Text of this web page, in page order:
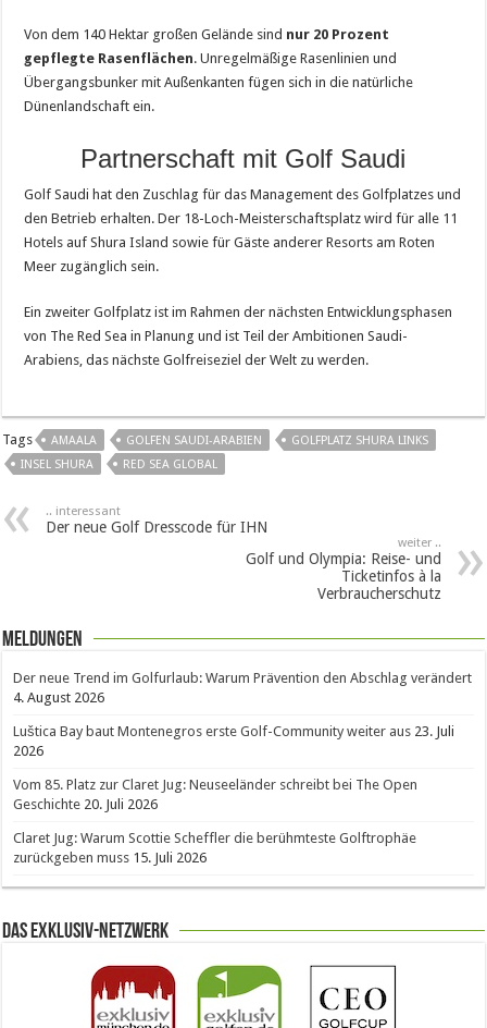
Von dem 140 Hektar großen Gelände sind nur 20 Prozent
gepflegte Rasenflächen. Unregelmäßige Rasenlinien und
Übergangsbunker mit Außenkanten fügen sich in die natürliche
Dünenlandschaft ein.
Partnerschaft mit Golf Saudi
Golf Saudi hat den Zuschlag für das Management des Golfplatzes und
den Betrieb erhalten. Der 18-Loch-Meisterschaftsplatz wird für alle 11
Hotels auf Shura Island sowie für Gäste anderer Resorts am Roten
Meer zugänglich sein.
Ein zweiter Golfplatz ist im Rahmen der nächsten Entwicklungsphasen
von The Red Sea in Planung und ist Teil der Ambitionen Saudi-
Arabiens, das nächste Golfreiseziel der Welt zu werden.
Tags AMAALA GOLFEN SAUDI-ARABIEN
GOLFPLATZ SHURA LINKS
INSEL SHURA
RED SEA GLOBAL
.. interessant
Der neue Golf Dresscode für IHN
weiter ..
Golf und Olympia: Reise- und
Ticketinfos à la
Verbraucherschutz
Meldungen
Der neue Trend im Golfurlaub: Warum Prävention den Abschlag verändert
4. August 2026
Luštica Bay baut Montenegros erste Golf-Community weiter aus 23. Juli
2026
Vom 85. Platz zur Claret Jug: Neuseeländer schreibt bei The Open
Geschichte 20. Juli 2026
Claret Jug: Warum Scottie Scheffler die berühmteste Golftrophäe
zurückgeben muss 15. Juli 2026
Das Exklusiv-Netzwerk